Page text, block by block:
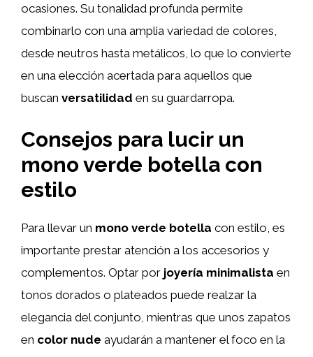
ocasiones. Su tonalidad profunda permite
combinarlo con una amplia variedad de colores,
desde neutros hasta metálicos, lo que lo convierte
en una elección acertada para aquellos que
buscan versatilidad en su guardarropa.
Consejos para lucir un
mono verde botella con
estilo
Para llevar un mono verde botella con estilo, es
importante prestar atención a los accesorios y
complementos. Optar por joyería minimalista en
tonos dorados o plateados puede realzar la
elegancia del conjunto, mientras que unos zapatos
en color nude ayudarán a mantener el foco en la